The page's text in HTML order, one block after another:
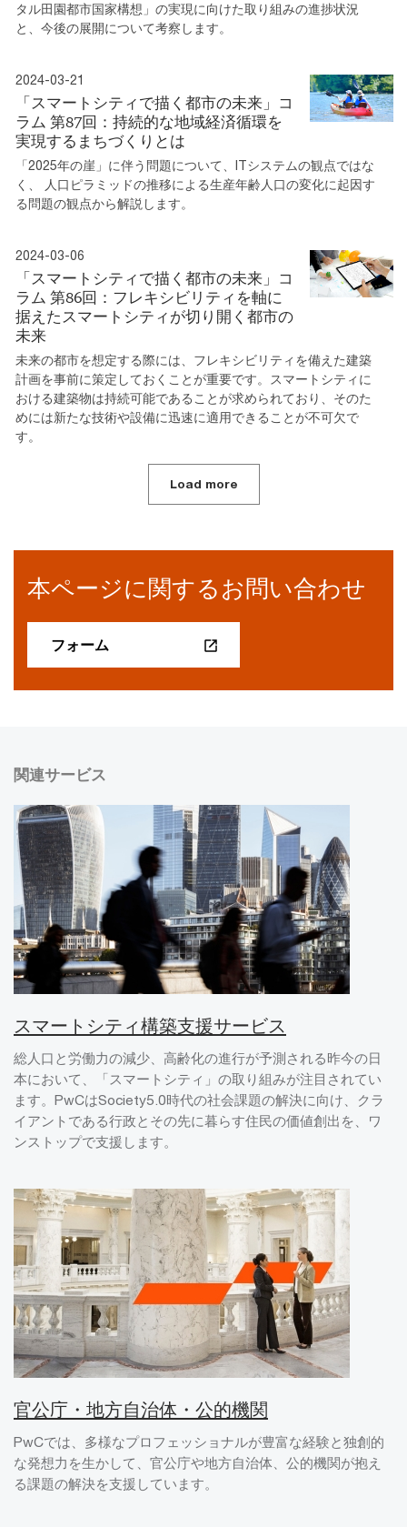
タル田園都市国家構想」の実現に向けた取り組みの進捗状況
と、今後の展開について考察します。
2024-03-21
「スマートシティで描く都市の未来」コ
ラム 第87回：持続的な地域経済循環を
実現するまちづくりとは
「2025年の崖」に伴う問題について、ITシステムの観点ではな
く、 人口ピラミッドの推移による生産年齢人口の変化に起因す
る問題の観点から解説します。
2024-03-06
「スマートシティで描く都市の未来」コ
ラム 第86回：フレキシビリティを軸に
据えたスマートシティが切り開く都市の
未来
未来の都市を想定する際には、フレキシビリティを備えた建築
計画を事前に策定しておくことが重要です。スマートシティに
おける建築物は持続可能であることが求められており、そのた
めには新たな技術や設備に迅速に適用できることが不可欠で
す。
Load more
本ページに関するお問い合わせ
フォーム
関連サービス
スマートシティ構築支援サービス
総人口と労働力の減少、高齢化の進行が予測される昨今の日
本において、「スマートシティ」の取り組みが注目されてい
ます。PwCはSociety5.0時代の社会課題の解決に向け、クラ
イアントである行政とその先に暮らす住民の価値創出を、ワ
ンストップで支援します。
官公庁・地方自治体・公的機関
PwCでは、多様なプロフェッショナルが豊富な経験と独創的
な発想力を生かして、官公庁や地方自治体、公的機関が抱え
る課題の解決を支援しています。